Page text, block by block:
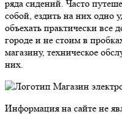
ряда сидений. Часто
собой, ездить на них одно
объехать практически все
городе и не стоим в
магазину, техническое
них.
Магазин
Информация на сайте не